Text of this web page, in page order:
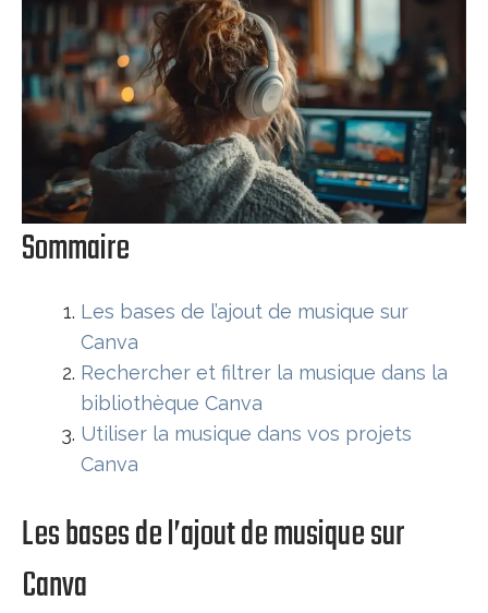
Sommaire
Les bases de l’ajout de musique sur
Canva
Rechercher et filtrer la musique dans la
bibliothèque Canva
Utiliser la musique dans vos projets
Canva
Les bases de l’ajout de musique sur
Canva